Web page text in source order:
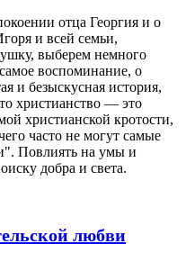
отца Георгия и о
и всей семьи,
выберем немного
воспоминание, о
и безыскусная история,
христианство — это
христианской кротости,
часто не могут самые
Повлиять на умы и
добра и света.
любви